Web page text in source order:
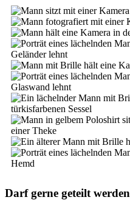
Darf gerne geteilt werden